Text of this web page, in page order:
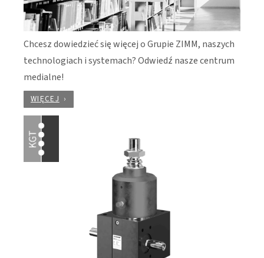
Chcesz dowiedzieć się więcej o Grupie ZIMM, naszych
technologiach i systemach? Odwiedź nasze centrum
medialne!
WIĘCEJ